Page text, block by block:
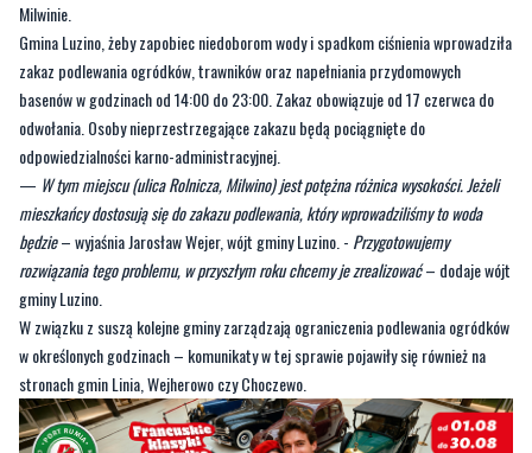
uspokaja, że zostaną wprowadzone inne rozwiązania.
—Od czterech dni, codziennie od 19 do 23 nie mamy wody. Musimy nalewać wodę
do wiader, żeby napoić zwierzęta i się umyć– mówi mieszkaniec ulicy Rolniczej w
Milwinie.
Gmina Luzino, żeby zapobiec niedoborom wody i spadkom ciśnienia wprowadziła
zakaz podlewania ogródków, trawników oraz napełniania przydomowych
basenów w godzinach od 14:00 do 23:00. Zakaz obowiązuje od 17 czerwca do
odwołania. Osoby nieprzestrzegające zakazu będą pociągnięte do
odpowiedzialności karno-administracyjnej.
—W tym miejscu (ulica Rolnicza, Milwino) jest potężna różnica wysokości. Jeżeli
mieszkańcy dostosują się do zakazu podlewania, który wprowadziliśmy to woda
będzie– wyjaśnia Jarosław Wejer, wójt gminy Luzino. -Przygotowujemy
rozwiązania tego problemu, w przyszłym roku chcemy je zrealizować– dodaje wójt
gminy Luzino.
W związku z suszą kolejne gminy zarządzają ograniczenia podlewania ogródków
w określonych godzinach – komunikaty w tej sprawie pojawiły się również na